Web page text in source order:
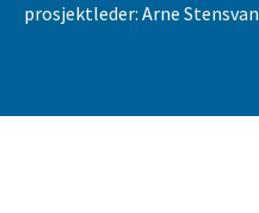
prosjektleder: Arne